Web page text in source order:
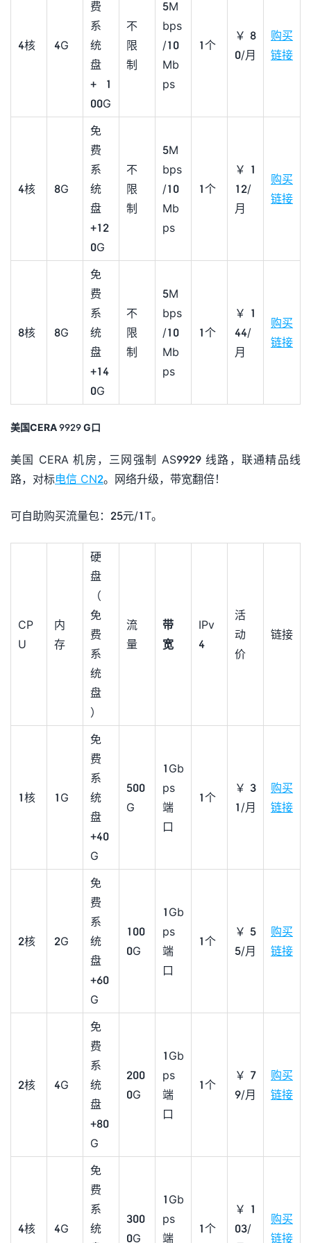
4核 4G
费
系
统
盘
+ 1
00G
不
限
制
5M
bps
/10
Mb
ps
1个
￥8
0/月
购买
链接
4核 8G
免
费
系
统
盘
+12
0G
不
限
制
5M
bps
/10
Mb
ps
1个
￥1
12/
月
购买
链接
8核 8G
免
费
系
统
盘
+14
0G
不
限
制
5M
bps
/10
Mb
ps
1个
￥1
44/
月
购买
链接
美国CERA 9929 G口
美国 CERA 机房，三网强制 AS9929 线路，联通精品线
路，对标电信 CN2。网络升级，带宽翻倍！
可自助购买流量包：25元/1T。
CP
U
内
存
硬
盘
（
免
费
系
统
盘
）
流
量
带
宽
IPv
4
活
动
价
链接
1核 1G
免
费
系
统
盘
+40
G
500
G
1Gb
ps
端
口
1个
￥3
1/月
购买
链接
2核 2G
免
费
系
统
盘
+60
G
100
0G
1Gb
ps
端
口
1个
￥5
5/月
购买
链接
2核 4G
免
费
系
统
盘
+80
G
200
0G
1Gb
ps
端
口
1个
￥7
9/月
购买
链接
4核 4G
免
费
系
统
300
0G
1Gb
ps
端
1个
￥1
03/
购买
链接